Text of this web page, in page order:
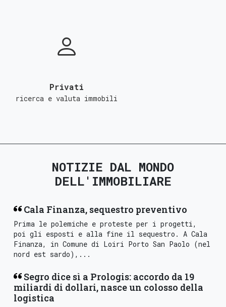
Privati
ricerca e valuta immobili
NOTIZIE DAL MONDO
DELL'IMMOBILIARE
Cala Finanza, sequestro preventivo
Prima le polemiche e proteste per i progetti,
poi gli esposti e alla fine il sequestro. A Cala
Finanza, in Comune di Loiri Porto San Paolo (nel
nord est sardo),...
Segro dice sì a Prologis: accordo da 19
miliardi di dollari, nasce un colosso della
logistica